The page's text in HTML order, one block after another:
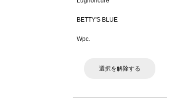
BETTY'S BLUE
Wpc.
選択を解除する